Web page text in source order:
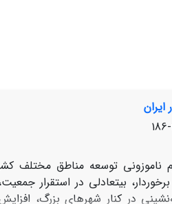
ناموزونی توسعه مناطق مختلف
بی‏تعادلی در استقرار
در کنار شهرهای بزرگ،